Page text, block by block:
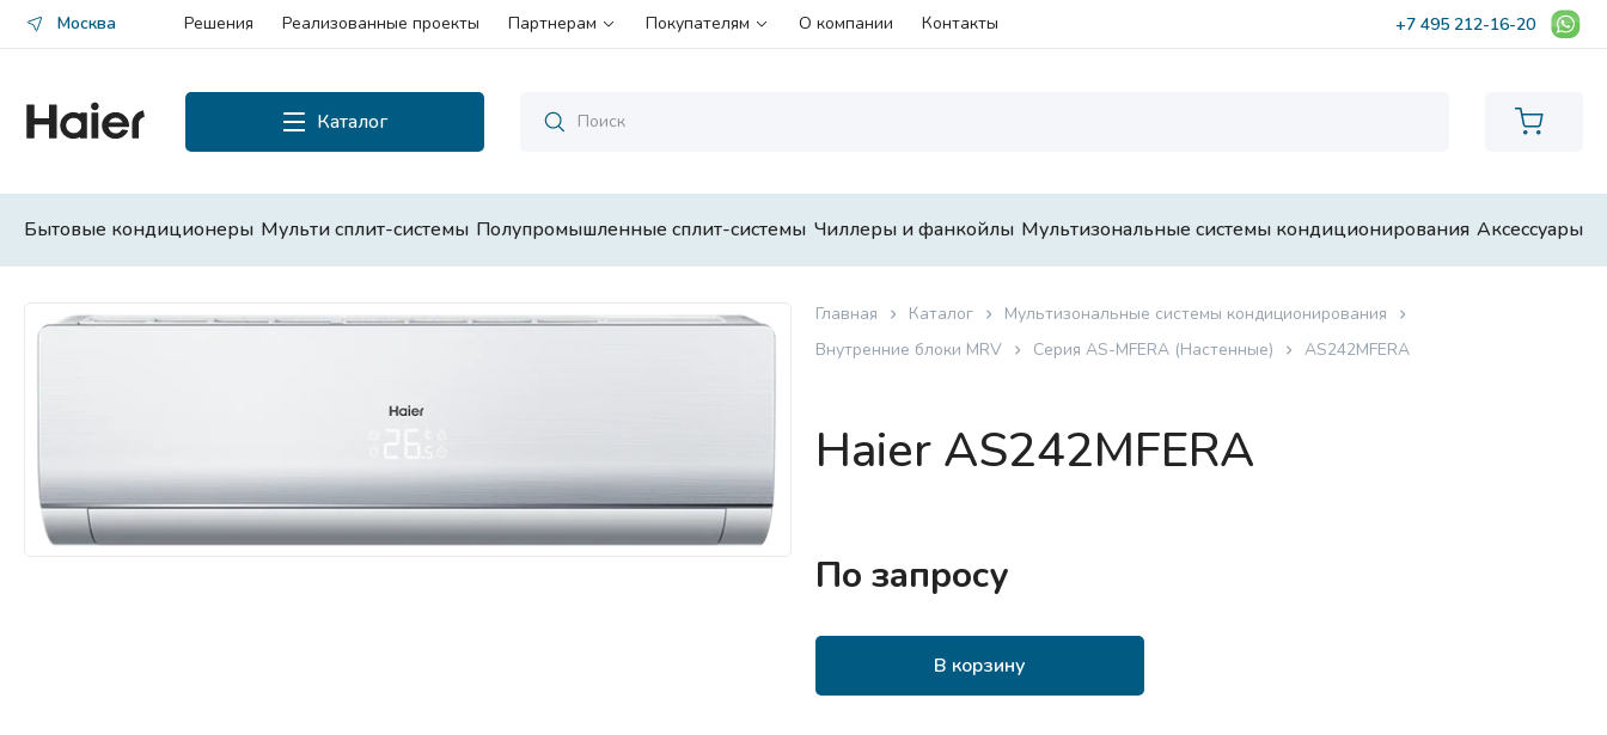
Москва Решения Реализованные проекты Партнерам Покупателям О компании Контакты +7 495 212-16-20
Каталог
Бытовые кондиционеры Мульти сплит-системы Полупромышленные сплит-системы Чиллеры и фанкойлы Мультизональные системы кондиционирования Аксессуары
Каталог Смотреть все
Полупромышленные сплит-
Чиллеры и фанкойлы
Мультизональные системы
Главная Каталог
Мультизональные системы кондиционирования
Внутренние блоки MRV
Серия AS-MFERA (Настенные) AS242MFERA
Haier AS242MFERA
По запросу
В корзину